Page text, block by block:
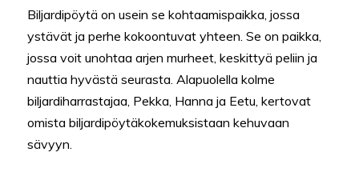
Biljardipöytä on usein se kohtaamispaikka, jossa
ystävät ja perhe kokoontuvat yhteen. Se on paikka,
jossa voit unohtaa arjen murheet, keskittyä peliin ja
nauttia hyvästä seurasta. Alapuolella kolme
biljardiharrastajaa, Pekka, Hanna ja Eetu, kertovat
omista biljardipöytäkokemuksistaan kehuvaan
sävyyn.